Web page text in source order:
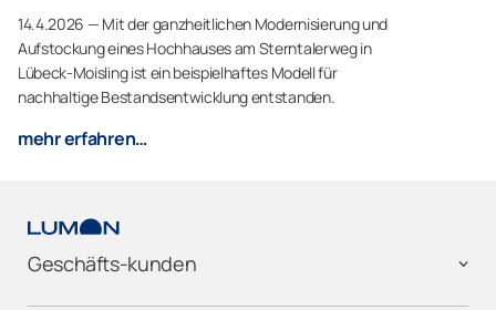
14.4.2026 — Mit der ganzheitlichen Modernisierung und
Aufstockung eines Hochhauses am Sterntalerweg in
Lübeck-Moisling ist ein beispielhaftes Modell für
nachhaltige Bestandsentwicklung entstanden.
mehr erfahren…
Geschäfts-kunden